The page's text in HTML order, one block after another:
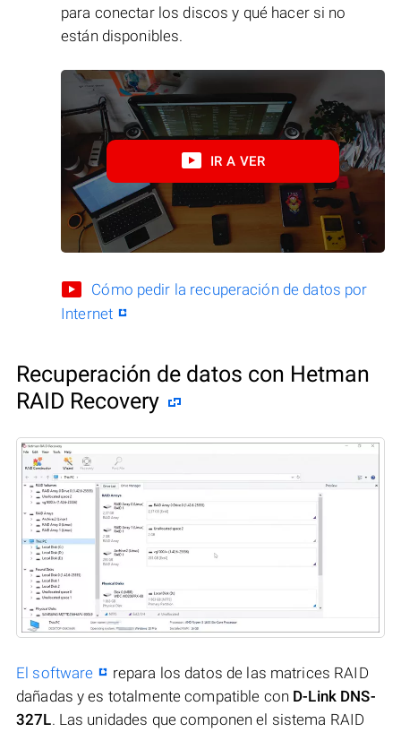
para conectar los discos y qué hacer si no
están disponibles.
IR A VER
Cómo pedir la recuperación de datos por
Internet
Recuperación de datos con Hetman
RAID Recovery
El software
repara los datos de las matrices RAID
dañadas y es totalmente compatible con D-Link DNS-
327L. Las unidades que componen el sistema RAID